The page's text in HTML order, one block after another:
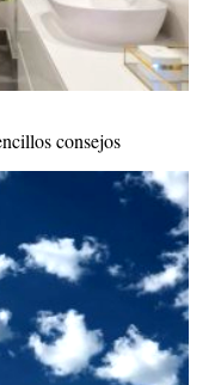
consejos